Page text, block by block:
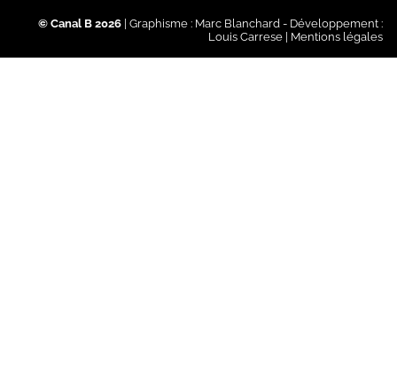
© Canal B 2026 | Graphisme : Marc Blanchard - Développement :
Louis Carrese
Mentions légales